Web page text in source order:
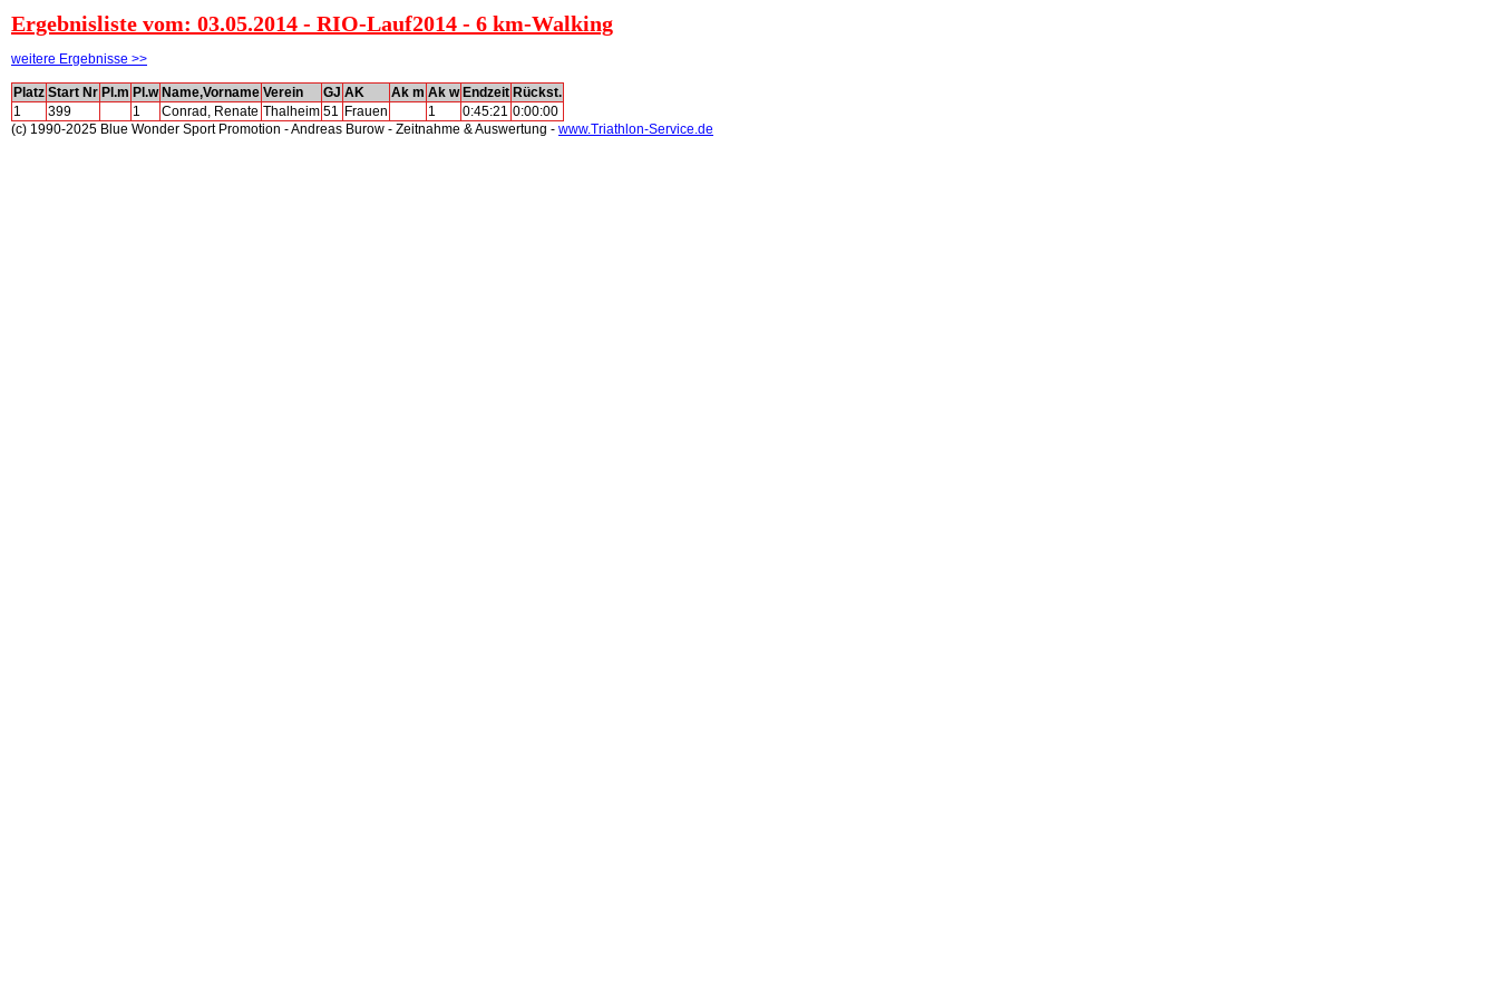
Ergebnisliste vom: 03.05.2014 - RIO-Lauf2014 - 6 km-Walking
weitere Ergebnisse >>
Platz Start Nr Pl.m Pl.w Name,Vorname Verein GJ AK Ak m Ak w Endzeit Rückst.
1
399 1 Conrad, Renate Thalheim 51 Frauen 1 0:45:21 0:00:00
(c) 1990-2025 Blue Wonder Sport Promotion - Andreas Burow - Zeitnahme & Auswertung - www.Triathlon-Service.de